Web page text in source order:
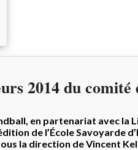
2014 du comité
en partenariat avec la
de l’École Savoyarde
la direction de Vincent